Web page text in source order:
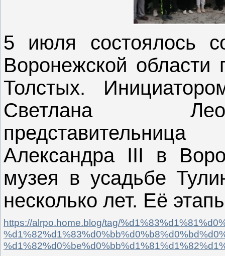
5 июля состоялось
Воронежской области
Толстых.
Светлана
Александра III в
музея в усадьбе
несколько лет. Её
https://alrpo.home.blog/tag/